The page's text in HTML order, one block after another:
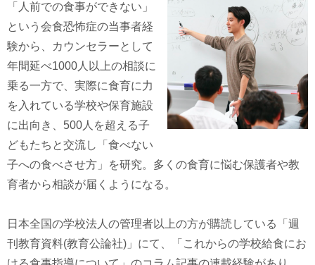
「人前での食事ができない」
という会食恐怖症の当事者経
験から、カウンセラーとして
年間延べ1000人以上の相談に
乗る一方で、実際に食育に力
を入れている学校や保育施設
に出向き、500人を超える子
どもたちと交流し「食べない
子への食べさせ方」を研究。多くの食育に悩む保護者や教
育者から相談が届くようになる。
日本全国の学校法人の管理者以上の方が購読している「週
刊教育資料(教育公論社)」にて、「これからの学校給食にお